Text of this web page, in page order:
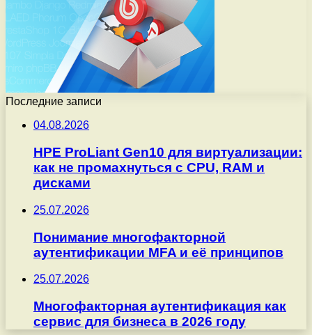
Последние записи
04.08.2026
HPE ProLiant Gen10 для виртуализации:
как не промахнуться с CPU, RAM и
дисками
25.07.2026
Понимание многофакторной
аутентификации MFA и её принципов
25.07.2026
Многофакторная аутентификация как
сервис для бизнеса в 2026 году